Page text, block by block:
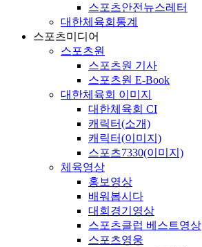
스포츠안전뉴스레터
대한체육회통계
스포츠미디어
스포츠원
스포츠원 기사
스포츠원 E-Book
대한체육회 이미지
대한체육회 CI
캐릭터(소개)
캐릭터(이미지)
스포츠7330(이미지)
체육영상
홍보영상
배워봅시다
대회경기영상
스포츠클럽 베스트영상
스포츠영웅